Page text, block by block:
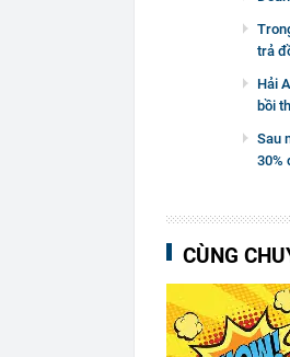
trả
Hải
bồi
Sau
30%
CÙNG